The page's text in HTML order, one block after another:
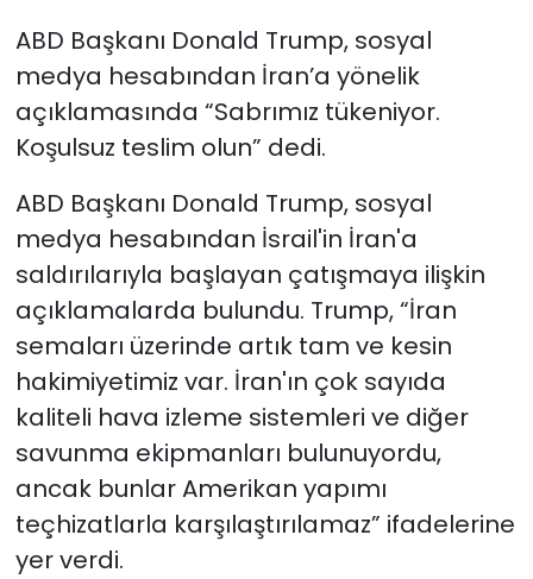
ABD Başkanı Donald Trump, sosyal
medya hesabından İran’a yönelik
açıklamasında “Sabrımız tükeniyor.
Koşulsuz teslim olun” dedi.
ABD Başkanı Donald Trump, sosyal
medya hesabından İsrail'in İran'a
saldırılarıyla başlayan çatışmaya ilişkin
açıklamalarda bulundu. Trump, “İran
semaları üzerinde artık tam ve kesin
hakimiyetimiz var. İran'ın çok sayıda
kaliteli hava izleme sistemleri ve diğer
savunma ekipmanları bulunuyordu,
ancak bunlar Amerikan yapımı
teçhizatlarla karşılaştırılamaz” ifadelerine
yer verdi.